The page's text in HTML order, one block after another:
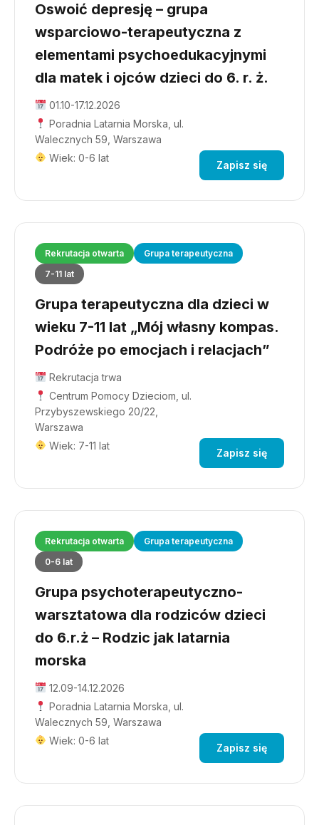
Oswoić depresję – grupa
wsparciowo-terapeutyczna z
elementami psychoedukacyjnymi
dla matek i ojców dzieci do 6. r. ż.
01.10-17.12.2026
Poradnia Latarnia Morska, ul.
Walecznych 59, Warszawa
Wiek: 0-6 lat
Zapisz się
Rekrutacja otwarta
Grupa terapeutyczna
7-11 lat
Grupa terapeutyczna dla dzieci w
wieku 7-11 lat „Mój własny kompas.
Podróże po emocjach i relacjach”
Rekrutacja trwa
Centrum Pomocy Dzieciom, ul.
Przybyszewskiego 20/22,
Warszawa
Wiek: 7-11 lat
Zapisz się
Rekrutacja otwarta
Grupa terapeutyczna
0-6 lat
Grupa psychoterapeutyczno-
warsztatowa dla rodziców dzieci
do 6.r.ż – Rodzic jak latarnia
morska
12.09-14.12.2026
Poradnia Latarnia Morska, ul.
Walecznych 59, Warszawa
Wiek: 0-6 lat
Zapisz się